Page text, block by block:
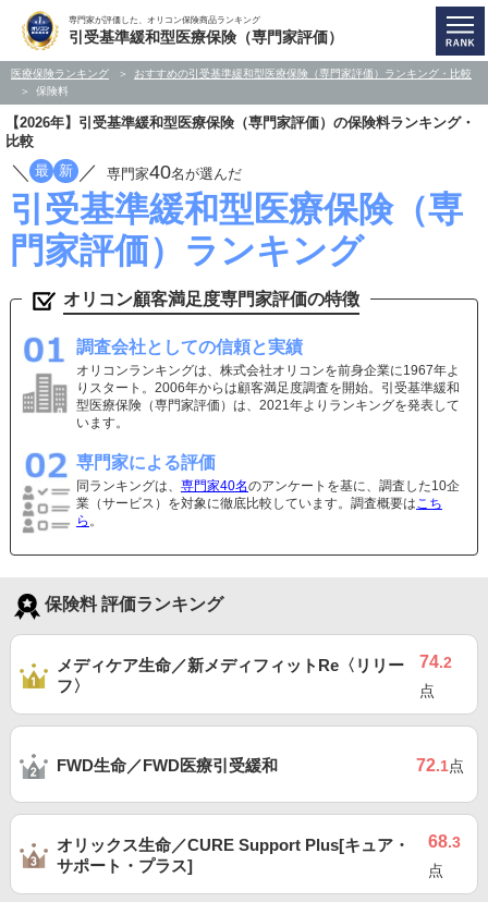
専門家が評価した、オリコン保険商品ランキング
引受基準緩和型医療保険（専門家評価）
医療保険ランキング
おすすめの引受基準緩和型医療保険（専門家評価）ランキング・比較
保険料
【2026年】引受基準緩和型医療保険（専門家評価）の保険料ランキング・
比較
／ 最 新 ／ 専門家40名が選んだ
引受基準緩和型医療保険（専
門家評価）ランキング
オリコン顧客満足度専門家評価の特徴
調査会社としての信頼と実績
オリコンランキングは、株式会社オリコンを前身企業に1967年よ
りスタート。2006年からは顧客満足度調査を開始。引受基準緩和
型医療保険（専門家評価）は、2021年よりランキングを発表して
います。
専門家による評価
同ランキングは、 専門家40名のアンケートを基に、調査した10企
業（サービス）を対象に徹底比較しています。調査概要はこち
ら 。
保険料 評価ランキング
メディケア生命／新メディフィットRe〈リリー
フ〉
74.2
点
FWD生命／FWD医療引受緩和 72.1点
オリックス生命／CURE Support Plus[キュア・
サポート・プラス]
68.3
点